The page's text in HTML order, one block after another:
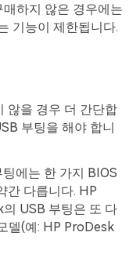
하지 않은 경우에는
기능이 제한됩니다.
않을 경우 더 간단합
부팅을 해야 합니
에는 한 가지 BIOS
간 다릅니다. HP
USB 부팅은 또 다
델(예: HP ProDesk